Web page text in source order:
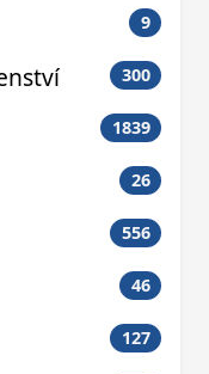
9
300
1839
26
556
46
127